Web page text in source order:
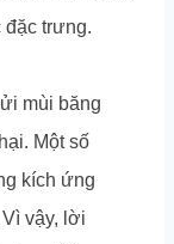
đặc trưng.
mùi băng
Một số
kích ứng
vậy, lời